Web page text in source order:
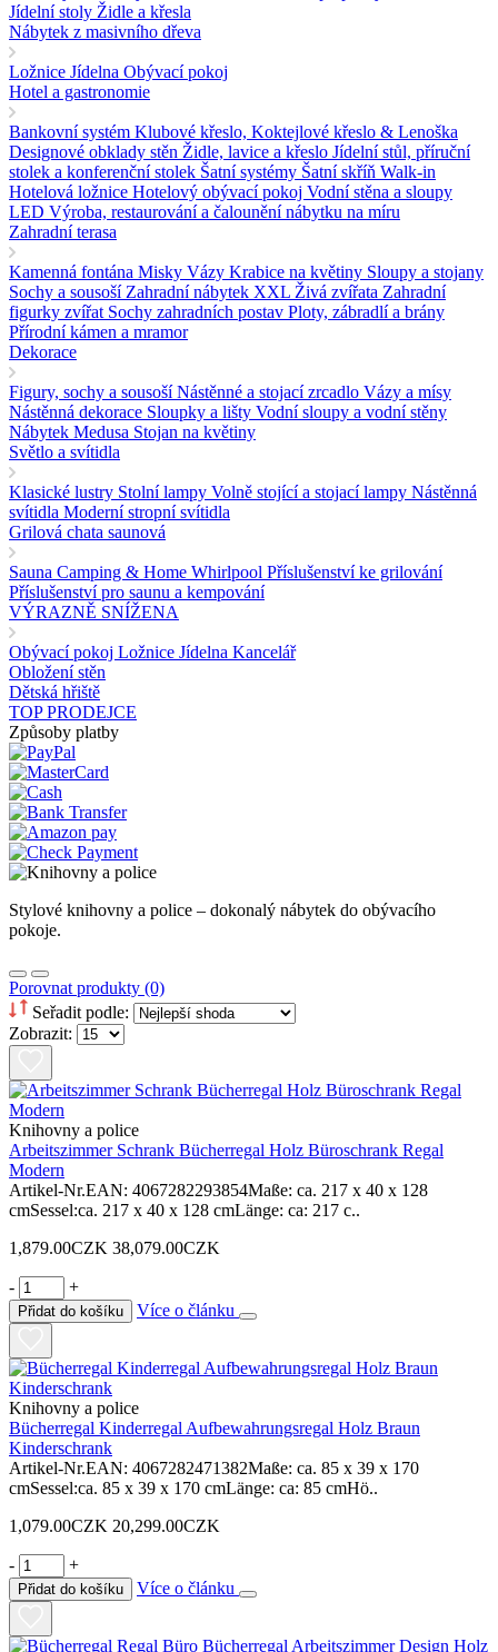
Jídelní stoly Židle a křesla
Nábytek z masivního dřeva
Ložnice Jídelna Obývací pokoj
Hotel a gastronomie
Bankovní systém Klubové křeslo, Koktejlové křeslo & Lenoška
Designové obklady stěn Židle, lavice a křeslo Jídelní stůl, příruční
stolek a konferenční stolek Šatní systémy Šatní skříň Walk-in
Hotelová ložnice Hotelový obývací pokoj Vodní stěna a sloupy
LED Výroba, restaurování a čalounění nábytku na míru
Zahradní terasa
Kamenná fontána Misky Vázy Krabice na květiny Sloupy a stojany
Sochy a sousoší Zahradní nábytek XXL Živá zvířata Zahradní
figurky zvířat Sochy zahradních postav Ploty, zábradlí a brány
Přírodní kámen a mramor
Dekorace
Figury, sochy a sousošíNástěnné a stojací zrcadlo Vázy a mísy
Nástěnná dekorace Sloupky a lišty Vodní sloupy a vodní stěny
Nábytek Medusa Stojan na květiny
Světlo a svítidla
Klasické lustry Stolní lampy Volně stojící a stojací lampy Nástěnná
svítidla Moderní stropní svítidla
Grilová chata saunová
Sauna Camping & Home Whirlpool Příslušenství ke grilování
Příslušenství pro saunu a kempování
VÝRAZNĚ SNÍŽENA
Obývací pokoj Ložnice Jídelna Kancelář
Obložení stěn
Dětská hřiště
TOP PRODEJCE
Způsoby platby
Stylové knihovny a police – dokonalý nábytek do obývacího
pokoje.
Porovnat produkty (0)
Seřadit podle:
Zobrazit:
Knihovny a police
Arbeitszimmer Schrank Bücherregal Holz Büroschrank Regal
Modern
Artikel-Nr.EAN: 4067282293854Maße: ca. 217 x 40 x 128
cmSessel:ca. 217 x 40 x 128 cmLänge: ca: 217 c..
1,879.00CZK 38,079.00CZK
- +
Přidat do košíku Více o článku
Knihovny a police
Bücherregal Kinderregal Aufbewahrungsregal Holz Braun
Kinderschrank
Artikel-Nr.EAN: 4067282471382Maße: ca. 85 x 39 x 170
cmSessel:ca. 85 x 39 x 170 cmLänge: ca: 85 cmHö..
1,079.00CZK 20,299.00CZK
- +
Přidat do košíku Více o článku